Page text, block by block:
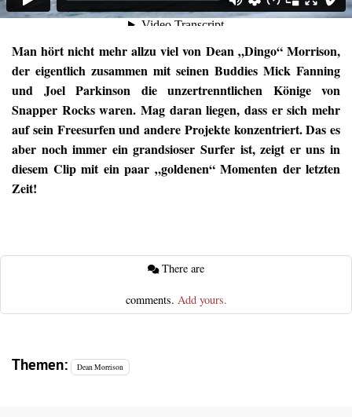
Man hört nicht mehr allzu viel von Dean „Dingo“ Morrison,
der eigentlich zusammen mit seinen Buddies Mick Fanning
und Joel Parkinson die unzertrenntlichen Könige von
Snapper Rocks waren. Mag daran liegen, dass er sich mehr
auf sein Freesurfen und andere Projekte konzentriert. Das es
aber noch immer ein grandsioser Surfer ist, zeigt er uns in
diesem Clip mit ein paar „goldenen“ Momenten der letzten
Zeit!
comments. Add yours.
Themen: Dean Morrison